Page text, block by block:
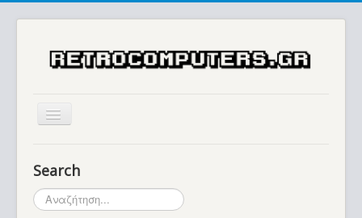
Μουσείο
Search
Αναζήτηση...